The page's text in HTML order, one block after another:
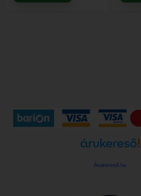
Árukereső.hu